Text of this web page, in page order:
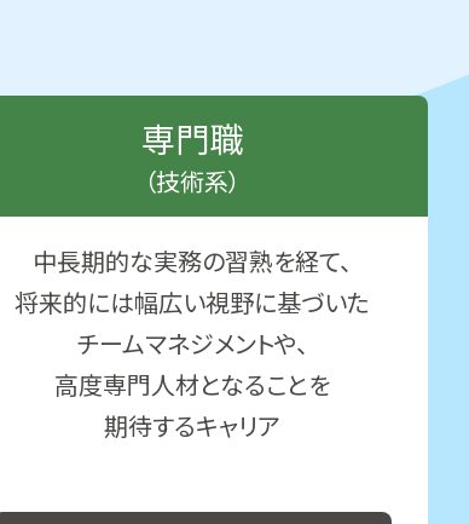
専門職
（技術系）
中長期的な実務の習熟を経て、
将来的には幅広い視野に基づいた
チームマネジメントや、
高度専門人材となることを
期待するキャリア